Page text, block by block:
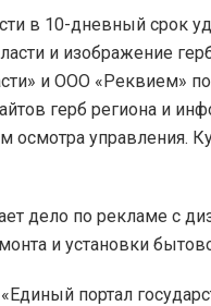
в 10-дневный срок
и изображение
и ООО «Реквием»
герб региона и
осмотра управления.
дело по рекламе с
и установки
портал